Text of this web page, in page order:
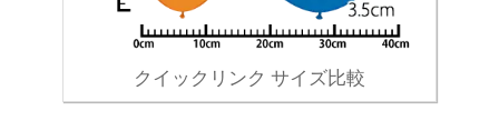
クイックリンク サイズ比較